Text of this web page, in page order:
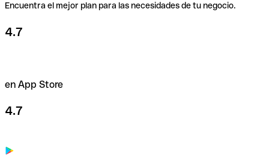
Encuentra el mejor plan para las necesidades de tu negocio.
4.7
en App Store
4.7